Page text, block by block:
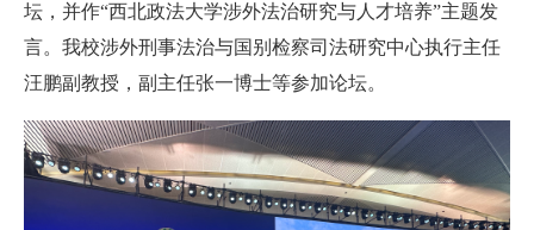
坛，并作“西北政法大学涉外法治研究与人才培养”主题发
言。 我校涉外刑事法治与国别检察司法研究中心执行主任
汪鹏副教授 ，副主任张一博士等参加论坛。